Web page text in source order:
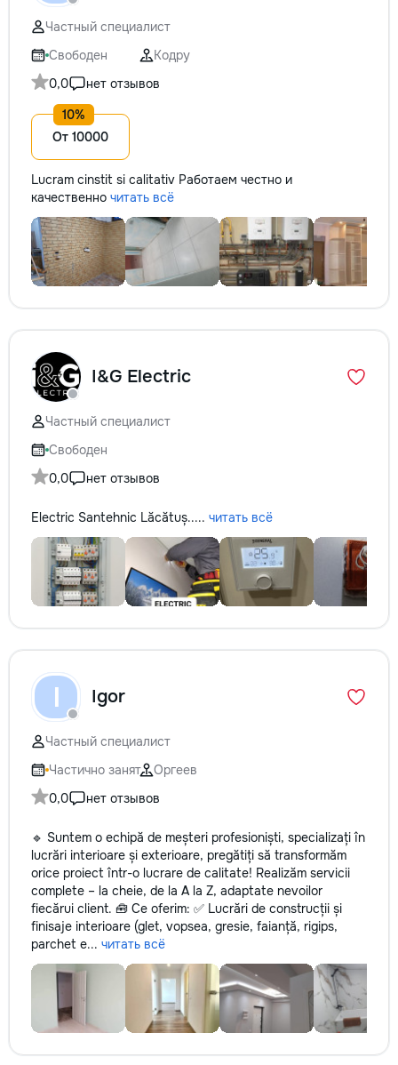
Частный специалист
Свободен
Кодру
0,0
нет отзывов
От 10000
Lucram cinstit si calitativ Работаем честно и
качественно читать всё
I&G Electric
Частный специалист
Свободен
0,0
нет отзывов
Electric Santehnic Lăcătuș..... читать всё
I Igor
Частный специалист
Частично занят
Оргеев
0,0
нет отзывов
🔹 Suntem o echipă de meșteri profesioniști, specializați în
lucrări interioare și exterioare, pregătiți să transformăm
orice proiect într-o lucrare de calitate! Realizăm servicii
complete – la cheie, de la A la Z, adaptate nevoilor
fiecărui client. 🧰 Ce oferim: ✅ Lucrări de construcții și
finisaje interioare (glet, vopsea, gresie, faianță, rigips,
parchet e... читать всё